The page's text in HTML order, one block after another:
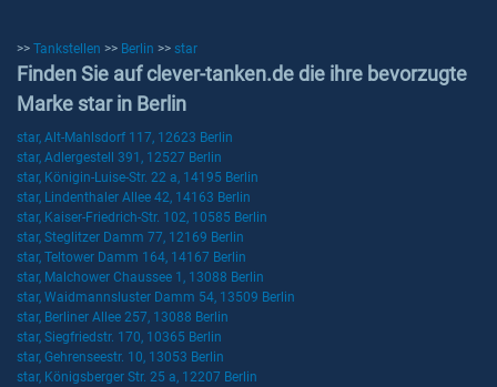
>> Tankstellen >> Berlin >> star
Finden Sie auf clever-tanken.de die ihre bevorzugte
Marke star in Berlin
star, Alt-Mahlsdorf 117, 12623 Berlin
star, Adlergestell 391, 12527 Berlin
star, Königin-Luise-Str. 22 a, 14195 Berlin
star, Lindenthaler Allee 42, 14163 Berlin
star, Kaiser-Friedrich-Str. 102, 10585 Berlin
star, Steglitzer Damm 77, 12169 Berlin
star, Teltower Damm 164, 14167 Berlin
star, Malchower Chaussee 1, 13088 Berlin
star, Waidmannsluster Damm 54, 13509 Berlin
star, Berliner Allee 257, 13088 Berlin
star, Siegfriedstr. 170, 10365 Berlin
star, Gehrenseestr. 10, 13053 Berlin
star, Königsberger Str. 25 a, 12207 Berlin